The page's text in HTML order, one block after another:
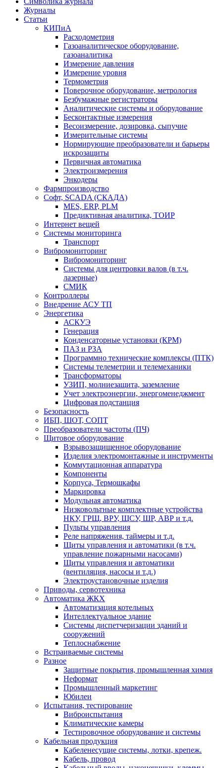
Журналы
Статьи
КИПиА
Расходометрия
Газоаналитическое оборудование,
газоаналитика
Измерение давления
Измерение уровня
Термометрия
Поверочное оборудование, метрология
Безбумажные регистраторы
Аналитические системы и оборудование
Бесконтактные измерения
Весоизмерение, дозировка, сыпучие
Измерительные системы
Нормирующие преобразователи и барьеры
искрозащиты
Первичная автоматика
Электроизмерения
Энкодеры
Фармпроизводство
Софт, SCADA (СКАДА)
MES, ERP, PLM
Предиктивная аналитика, ТОИР
Интернет вещей
Системы мониторинга
Транспорт
Вибромониторинг
Вибромониторинг
Системы для центровки валов (в т.ч.
лазерные)
СМИК
Контроллеры
Внедрение АСУ ТП
Энергетика
АСКУЭ
Генерация
Конденсаторные установки (КРМ)
ПАЗ и РЗА
Программно технические комплексы (ПТК)
Системы телеметрии и телемеханики
Трансформаторы
УЗИП, молниезащита, заземление
Учет электроэнергии, энергоменеджмент
Цифровая подстанция
Безопасность
ИБП, ШОТ, СОПТ
Преобразователи частоты (ПЧ)
Щитовое оборудование
Взрывозащищенное оборудование
Изделия электромонтажные и инструменты
Коммутационная аппаратура
Компоненты
Корпуса, Термошкафы
Маркировка
Модульная автоматика
Низковольтные комплектные устройства
НКУ, ГРЩ, ВРУ, ЩСУ, ШР, АВР и т.д.
Пульты управления
Реле напряжения, таймеры и т.д.
Щиты управления и автоматики (в т.ч.
управление пожарными насосами)
Щиты управления и автоматики
(вентиляция, насосы и т.д.)
Электроустановочные изделия
Приводы, сервотехника
Автоматика ЖКХ
Автоматизация котельных
Интеллектуальное здание
Системы диспетчеризации зданий и
сооружений
Теплоснабжение
Встраиваемые системы
Разное
Защитные покрытия, промышленная химия
Неформат
Промышленный маркетинг
Юбилеи
Испытания, тестирование
Виброиспытания
Климатические камеры
Тестировочное оборудование и системы
Кабельная продукция
Кабеленесущие системы, лотки, крепеж.
Кабель, провод